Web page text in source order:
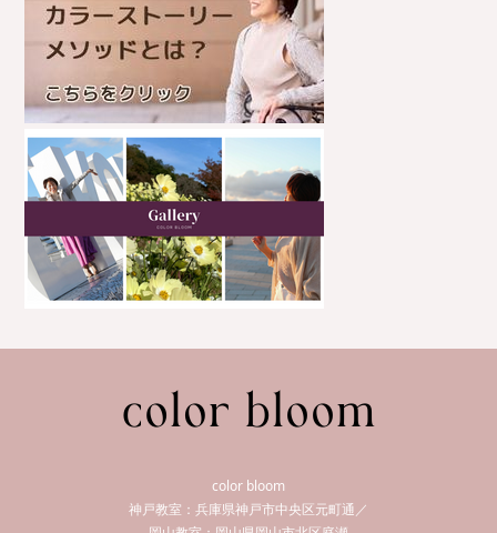
color bloom
神戸教室：兵庫県神戸市中央区元町通／